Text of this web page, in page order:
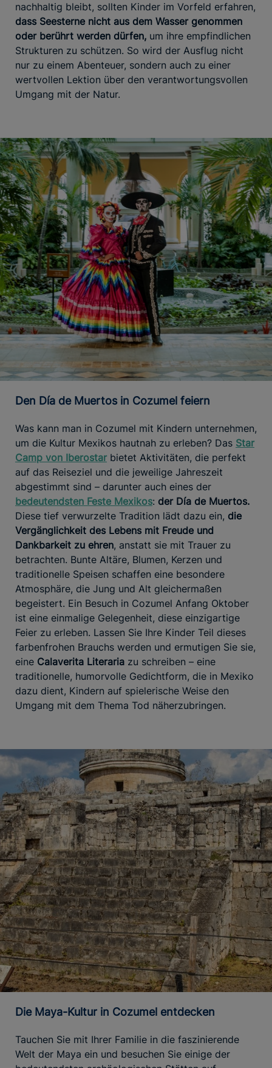
nachhaltig bleibt, sollten Kinder im Vorfeld erfahren,
dass Seesterne nicht aus dem Wasser genommen
oder berührt werden dürfen, um ihre empfindlichen
Strukturen zu schützen. So wird der Ausflug nicht
nur zu einem Abenteuer, sondern auch zu einer
wertvollen Lektion über den verantwortungsvollen
Umgang mit der Natur.
Den Día de Muertos in Cozumel feiern
Was kann man in Cozumel mit Kindern unternehmen,
um die Kultur Mexikos hautnah zu erleben? Das Star
Camp von Iberostarbietet Aktivitäten, die perfekt
auf das Reiseziel und die jeweilige Jahreszeit
abgestimmt sind – darunter auch eines der
bedeutendsten Feste Mexikos: der Día de Muertos.
Diese tief verwurzelte Tradition lädt dazu ein, die
Vergänglichkeit des Lebens mit Freude und
Dankbarkeit zu ehren, anstatt sie mit Trauer zu
betrachten. Bunte Altäre, Blumen, Kerzen und
traditionelle Speisen schaffen eine besondere
Atmosphäre, die Jung und Alt gleichermaßen
begeistert. Ein Besuch in Cozumel Anfang Oktober
ist eine einmalige Gelegenheit, diese einzigartige
Feier zu erleben. Lassen Sie Ihre Kinder Teil dieses
farbenfrohen Brauchs werden und ermutigen Sie sie,
eine Calaverita Literaria zu schreiben – eine
traditionelle, humorvolle Gedichtform, die in Mexiko
dazu dient, Kindern auf spielerische Weise den
Umgang mit dem Thema Tod näherzubringen.
Die Maya-Kultur in Cozumel entdecken
Tauchen Sie mit Ihrer Familie in die faszinierende
Welt der Maya ein und besuchen Sie einige der